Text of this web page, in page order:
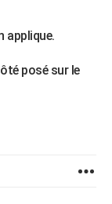
applique.
posé sur le